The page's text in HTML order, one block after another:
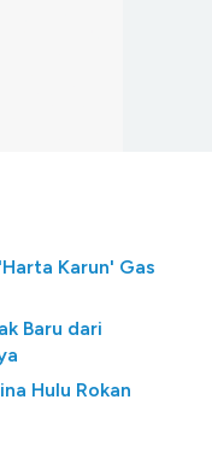
Karun' Gas
Baru dari
Hulu Rokan